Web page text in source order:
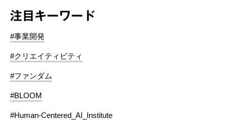
注目キーワード
#事業開発
#クリエイティビティ
#ファンダム
#BLOOM
#Human-Centered_AI_Institute